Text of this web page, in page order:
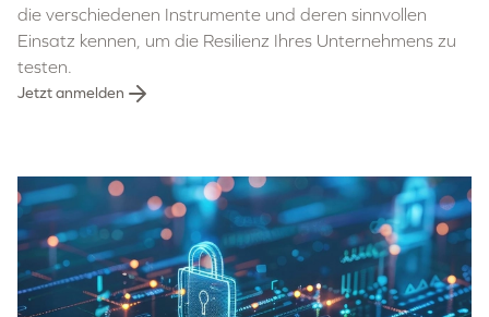
die verschiedenen Instrumente und deren sinnvollen
Einsatz kennen, um die Resilienz Ihres Unternehmens zu
testen.
Jetzt anmelden